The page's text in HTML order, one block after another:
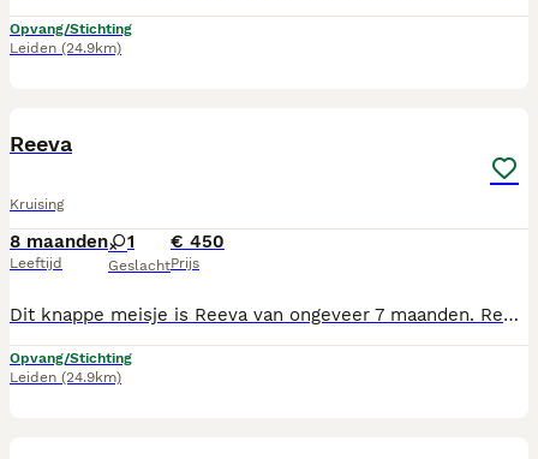
Opvang/Stichting
Leiden (24.9km)
Reeva
Kruising
8 maanden
Leeftijd
1
Geslacht
€ 450
Prijs
Dit knappe meisje is Reeva van ongeveer 7 maanden. Reeva is achtergelaten in het bos aan een ketting aan een boom. Gelukkig werd zij optijd gevonden en in het asiel in Bulgarije terecht gekomen. Reeva is een echte knuffel en vind mensen dan ook erg gezellig. Natuurlijk moet zij alles nog leren, een cursus is ook zeker aan te raden. Wandelingen maken zal ze erg leuk vinden, lekker samen op avontuur. Reeva heeft het ook wel nodig haar energie kwijt te kunnen. Het lijkt erop dat er iets van een husky x witte herder of misschien wel pomsky in Reeva zit. Kinderen kent ze nog niet, wij verwachten dat zij kinderen vanaf een jaar of 12 het gezelligste zal vinden of kinderen die honden gewend zijn. Ervaring met honden is fijn want Reeva is zeker een dame die weet wat ze wil. Met de meeste andere honden is zij sociaal en wil ze spelen. Wij denken dat ze wel graag de enigste hond in huis wil zijn of samen met een leuke vriend/vriendin. Verliefd op deze knappe meid? Neem dan contact met ons op voor een kennismaking. Reeva is gevaccineerd, ontwormd, behandeld tegen vlooien en teken, 3D test, gechipt en in het bezit van een Europees paspoort. Reeva krijgt een veiligheidstuig en heupgordel mee.
Opvang/Stichting
Leiden (24.9km)